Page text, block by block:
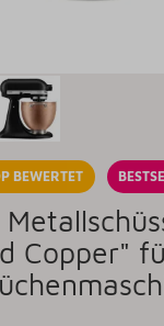
BEWERTET
Copper"